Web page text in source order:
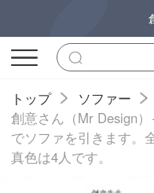
トップ
ソファー
創意さん（Mr Design
でソファを引きます。
真色は4人です。